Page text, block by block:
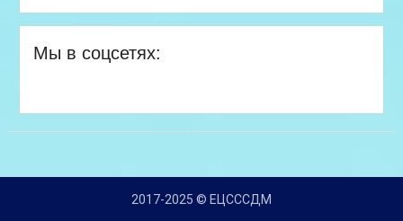
Мы в соцсетях:
2017-2025 © ЕЦСССДМ